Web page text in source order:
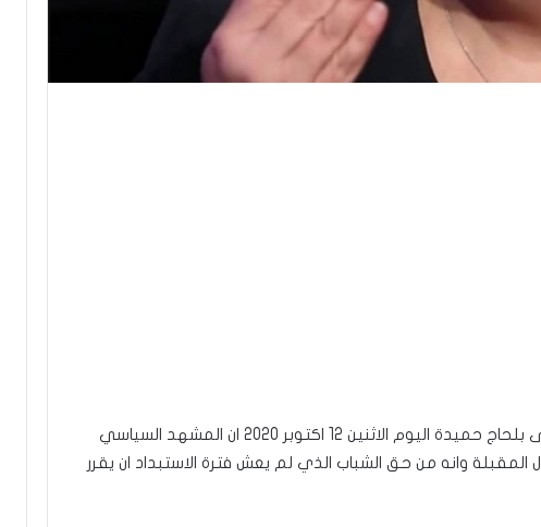
اعتبرت الناشطة الحقوقية والنائبة السابقة بشرى بلحاج حميدة اليوم الاثنين 12 اكتوبر 2020 ان المشهد السياسي
المقبلة وانه من حق الشباب الذي لم يعش فترة الاستبداد ان يقرر